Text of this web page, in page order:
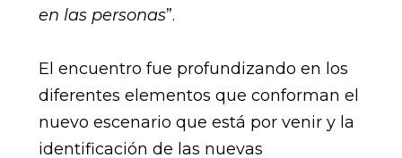
en las personas”.
El encuentro fue profundizando en los
diferentes elementos que conforman el
nuevo escenario que está por venir y la
identificación de las nuevas